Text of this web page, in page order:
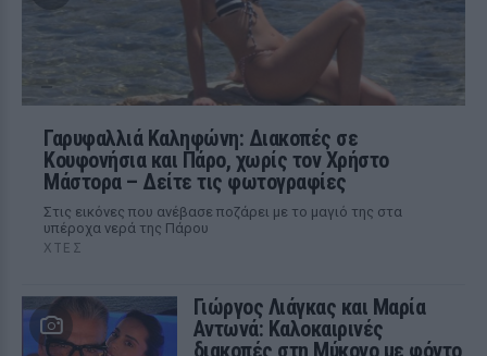
Γαρυφαλλιά Καληφώνη: Διακοπές σε
Κουφονήσια και Πάρο, χωρίς τον Χρήστο
Μάστορα – Δείτε τις φωτογραφίες
Στις εικόνες που ανέβασε ποζάρει με το μαγιό της στα
υπέροχα νερά της Πάρου
ΧΤΕΣ
Γιώργος Λιάγκας και Μαρία
Αντωνά: Καλοκαιρινές
διακοπές στη Μύκονο με φόντο